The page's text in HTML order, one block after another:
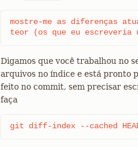
mostre-me as diferenças
teor (os que eu
Digamos que você trabalhou no
arquivos no índice e está pronto
feito no commit, sem precisar
faça
git diff-index --cached